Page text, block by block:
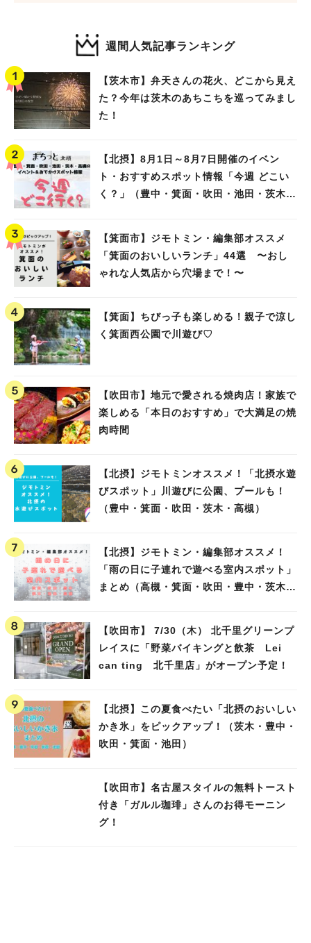
週間人気記事ランキング
【茨木市】弁天さんの花火、どこから見え
た？今年は茨木のあちこちを巡ってみまし
た！
【北摂】8月1日～8月7日開催のイベン
ト・おすすめスポット情報「今週 どこい
く？」（豊中・箕面・吹田・池田・茨木・
【箕面市】ジモトミン・編集部オススメ
「箕面のおいしいランチ」44選 〜おし
ゃれな人気店から穴場まで！〜
【箕面】ちびっ子も楽しめる！親子で涼し
く箕面西公園で川遊び♡
【吹田市】地元で愛される焼肉店！家族で
楽しめる「本日のおすすめ」で大満足の焼
肉時間
【北摂】ジモトミンオススメ！「北摂水遊
びスポット」川遊びに公園、プールも！
（豊中・箕面・吹田・茨木・高槻）
【北摂】ジモトミン・編集部オススメ！
「雨の日に子連れで遊べる室内スポット」
まとめ（高槻・箕面・吹田・豊中・茨木・
【吹田市】 7/30（木） 北千里グリーンプ
レイスに「野菜バイキングと飲茶 Lei
can ting 北千里店」がオープン予定！
【北摂】この夏食べたい「北摂のおいしい
かき氷」をピックアップ！（茨木・豊中・
吹田・箕面・池田）
【吹田市】名古屋スタイルの無料トースト
付き「ガルル珈琲」さんのお得モーニン
グ！